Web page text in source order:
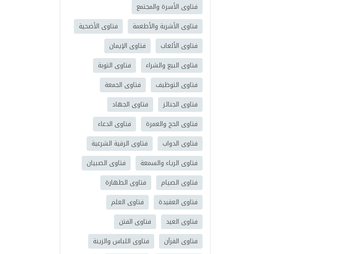
فتاوى الأسرة والمجتمع
فتاوى الأشربة والأطعمة
فتاوى الأضحية
فتاوى الألعاب
فتاوى الإيمان
فتاوى البيع والشراء
فتاوى التوبة
فتاوى التوظيف
فتاوى الجمعة
فتاوى الجنائز
فتاوى الجهاد
فتاوى الحج والعمرة
فتاوى الدعاء
فتاوى الدواب
فتاوى الرقية الشرعية
فتاوى الرياء والسمعة
فتاوى الصبيان
فتاوى الصيام
فتاوى الطهارة
فتاوى العقيدة
فتاوى العلم
فتاوى العيد
فتاوى الفتن
فتاوى القرآن
فتاوى اللباس والزينة